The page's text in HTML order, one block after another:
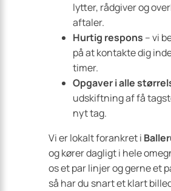
lytter, rådgiver og
aftaler.
Hurtig respons – vi
på at kontakte dig
timer.
Opgaver i alle
udskiftning af få
nyt tag.
Vi er lokalt forankret i
og kører dagligt i hele
os et par linjer og gerne et
så har du snart et klart